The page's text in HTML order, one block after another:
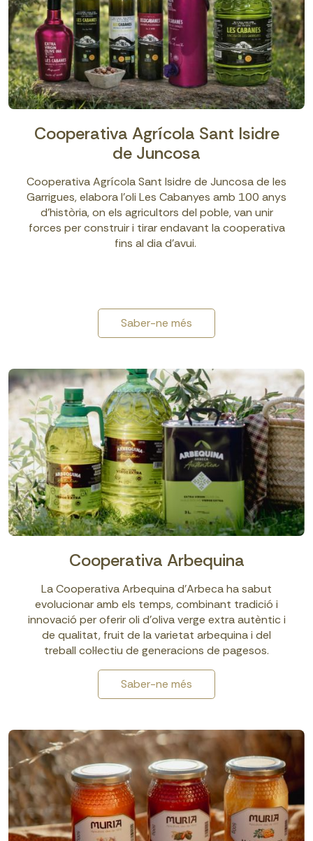
Cooperativa Agrícola Sant Isidre
de Juncosa
Cooperativa Agrícola Sant Isidre de Juncosa de les
Garrigues, elabora l’oli Les Cabanyes amb 100 anys
d’història, on els agricultors del poble, van unir
forces per construir i tirar endavant la cooperativa
fins al dia d’avui.
Saber-ne més
Cooperativa Arbequina
La Cooperativa Arbequina d’Arbeca ha sabut
evolucionar amb els temps, combinant tradició i
innovació per oferir oli d’oliva verge extra autèntic i
de qualitat, fruit de la varietat arbequina i del
treball col·lectiu de generacions de pagesos.
Saber-ne més